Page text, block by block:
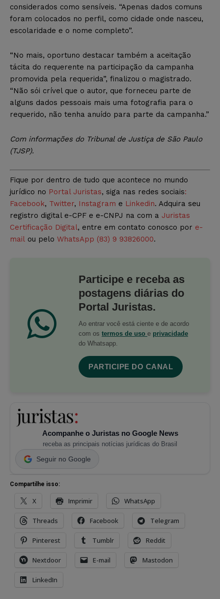
considerados como sensíveis. “Apenas dados comuns
foram colocados no perfil, como cidade onde nasceu,
escolaridade e o nome completo”.
“No mais, oportuno destacar também a aceitação
tácita do requerente na participação da campanha
promovida pela requerida”, finalizou o magistrado.
“Não sói crível que o autor, que forneceu parte de
alguns dados pessoais mais uma fotografia para o
requerido, não tenha anuído para parte da campanha.”
Com informações do Tribunal de Justiça de São Paulo
(TJSP).
Fique por dentro de tudo que acontece no mundo
jurídico no Portal Juristas, siga nas redes sociais:
Facebook, Twitter, Instagram e Linkedin. Adquira seu
registro digital e-CPF e e-CNPJ na com a Juristas
Certificação Digital, entre em contato conosco por e-
mail ou pelo WhatsApp (83) 9 93826000.
Participe e receba as
postagens diárias do
Portal Juristas.
Ao entrar você está ciente e de acordo
com os termos de uso e privacidade
do Whatsapp.
PARTICIPE DO CANAL
Acompanhe o Juristas no Google News
receba as principais notícias jurídicas do Brasil
Seguir no Google
Compartilhe isso:
X Imprimir WhatsApp
Threads Facebook Telegram
Pinterest Tumblr Reddit
Nextdoor E-mail Mastodon
LinkedIn